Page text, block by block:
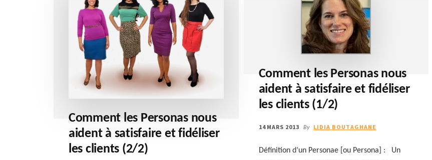
Comment les Personas nous
aident à satisfaire et fidéliser
les clients (2/2)
Comment les Personas nous
aident à satisfaire et fidéliser
les clients (1/2)
14 MARS 2013 By LIDIA BOUTAGHANE
Définition d’un Personae [ou Persona] : Un